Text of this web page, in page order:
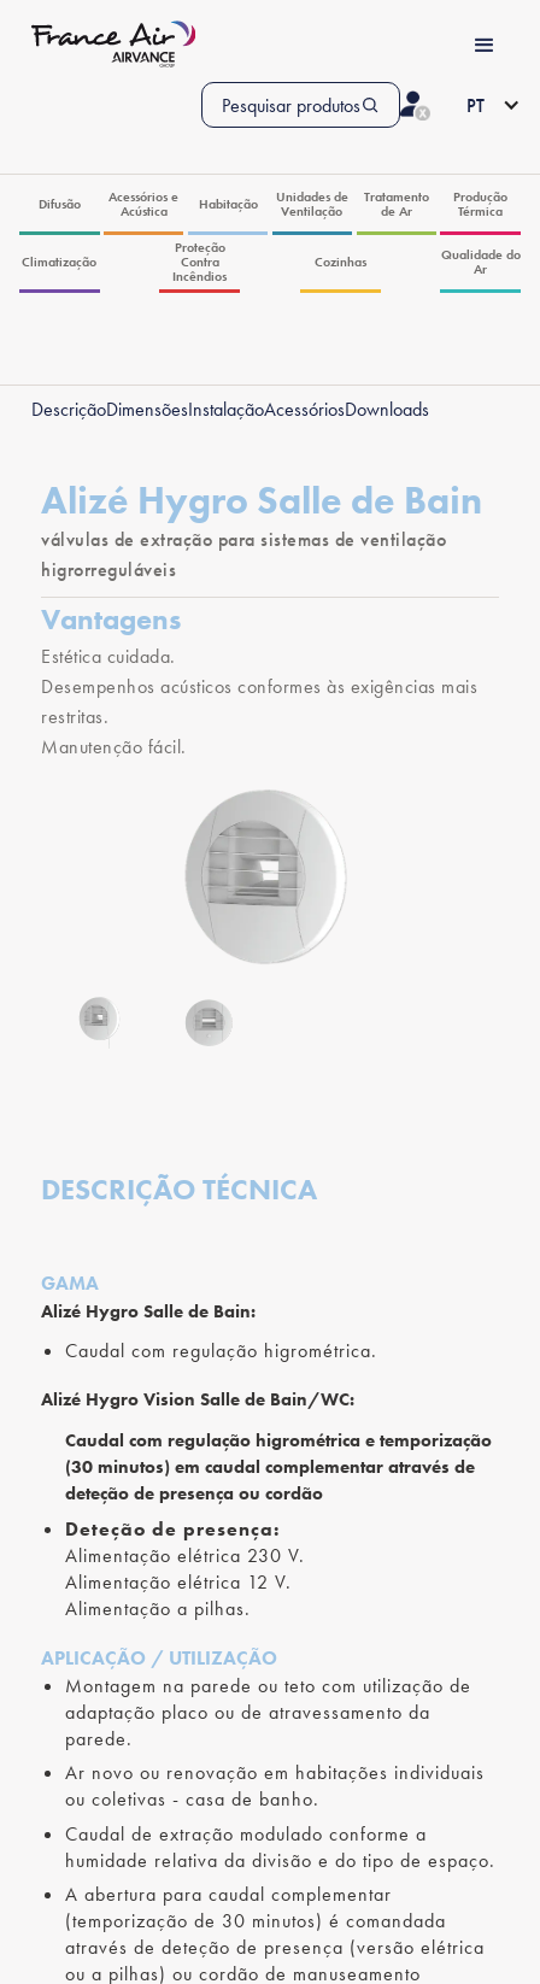
Pesquisar produtos PT
Difusão
Acessórios e
Acústica
Habitação
Unidades de
Ventilação
Tratamento
de Ar
Produção
Térmica
Climatização
Proteção
Contra
Incêndios
Cozinhas
Qualidade do
Ar
DescriçãoDimensõesInstalaçãoAcessóriosDownloads
Alizé Hygro Salle de Bain
válvulas de extração para sistemas de ventilação
higrorreguláveis
Vantagens
Estética cuidada.
Desempenhos acústicos conformes às exigências mais
restritas.
Manutenção fácil.
DESCRIÇÃO TÉCNICA
GAMA
Alizé Hygro Salle de Bain:
Caudal com regulação higrométrica.
Alizé Hygro Vision Salle de Bain/WC:
Caudal com regulação higrométrica e temporização
(30 minutos) em caudal complementar através de
deteção de presença ou cordão
Deteção de presença:
Alimentação elétrica 230 V.
Alimentação elétrica 12 V.
Alimentação a pilhas.
APLICAÇÃO / UTILIZAÇÃO
Montagem na parede ou teto com utilização de
adaptação placo ou de atravessamento da
parede.
Ar novo ou renovação em habitações individuais
ou coletivas - casa de banho.
Caudal de extração modulado conforme a
humidade relativa da divisão e do tipo de espaço.
A abertura para caudal complementar
(temporização de 30 minutos) é comandada
através de deteção de presença (versão elétrica
ou a pilhas) ou cordão de manuseamento